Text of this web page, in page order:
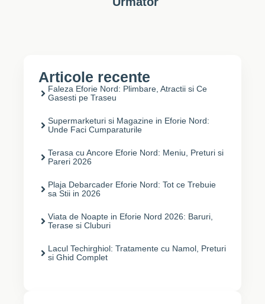
Articole recente
Faleza Eforie Nord: Plimbare, Atractii si Ce
Gasesti pe Traseu
Supermarketuri si Magazine in Eforie Nord:
Unde Faci Cumparaturile
Terasa cu Ancore Eforie Nord: Meniu, Preturi si
Pareri 2026
Plaja Debarcader Eforie Nord: Tot ce Trebuie
sa Stii in 2026
Viata de Noapte in Eforie Nord 2026: Baruri,
Terase si Cluburi
Lacul Techirghiol: Tratamente cu Namol, Preturi
si Ghid Complet